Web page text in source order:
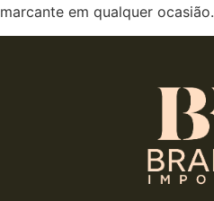
marcante em qualquer ocasião.